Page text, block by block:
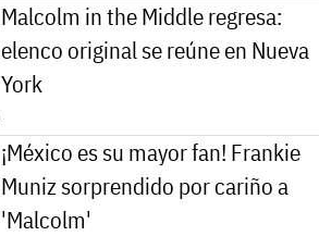
Malcolm in the Middle regresa:
elenco original se reúne en Nueva
York
¡México es su mayor fan! Frankie
Muniz sorprendido por cariño a
'Malcolm'